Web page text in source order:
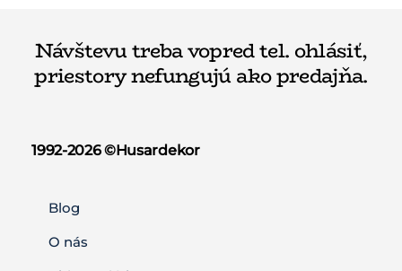
Návštevu treba vopred tel. ohlásiť,
priestory nefungujú ako predajňa.
1992-2026 ©️Husardekor
Blog
O nás